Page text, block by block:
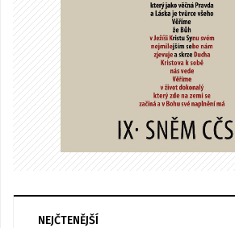
NEJČTENĚJŠÍ